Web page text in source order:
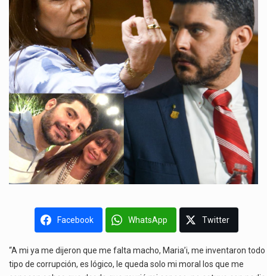
Facebook WhatsApp Twitter
“A mi ya me dijeron que me falta macho, Maria’i, me inventaron todo
tipo de corrupción, es lógico, le queda solo mi moral los que me